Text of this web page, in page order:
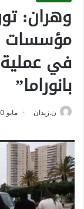
وهران:
مؤسسات
في عملية
بانوراما”
ن.زيدان مايو 20, 2025